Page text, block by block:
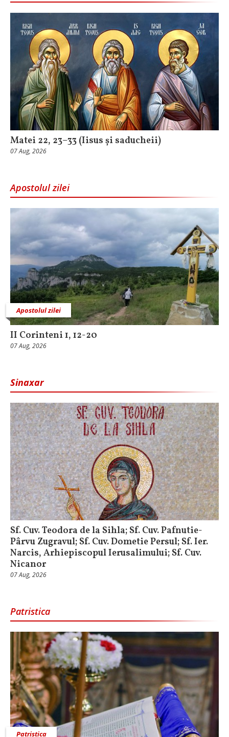
Matei 22, 23–33 (Iisus și saducheii)
07 Aug, 2026
Apostolul zilei
Apostolul zilei
II Corinteni 1, 12-20
07 Aug, 2026
Sinaxar
Sf. Cuv. Teodora de la Sihla; Sf. Cuv. Pafnutie-
Pârvu Zugravul; Sf. Cuv. Dometie Persul; Sf. Ier.
Narcis, Arhiepiscopul Ierusalimului; Sf. Cuv.
Nicanor
07 Aug, 2026
Patristica
Patristica